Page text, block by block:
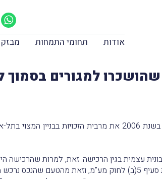
אודות תחומי התמחות
למגורים בסמוך
המערערת, איי.פי.אף יזמות והשקעות בע"מ, העוסקת בתחום הנדל"ן, רכשה
עצמית בגין הרכישה. זאת, למרות שהרכישה
פרטיים